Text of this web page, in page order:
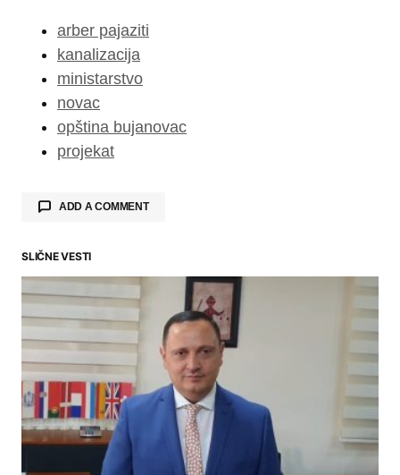
arber pajaziti
kanalizacija
ministarstvo
novac
opština bujanovac
projekat
ADD A COMMENT
Your email address will not be published.
Required fields are marked
Comment
Your Name
SLIČNE VESTI